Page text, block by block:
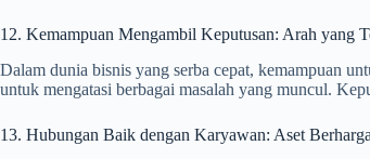
12. Kemampuan Mengambil Keputusan: Arah yang
Dalam dunia bisnis yang serba cepat, kemampuan
untuk mengatasi berbagai masalah yang muncul.
13. Hubungan Baik dengan Karyawan: Aset Berharga